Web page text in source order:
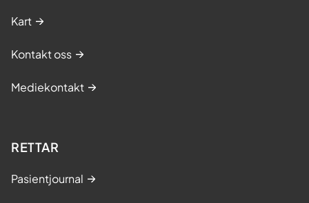
Kart
Kontakt oss
Mediekontakt
RETTAR
Pasientjournal